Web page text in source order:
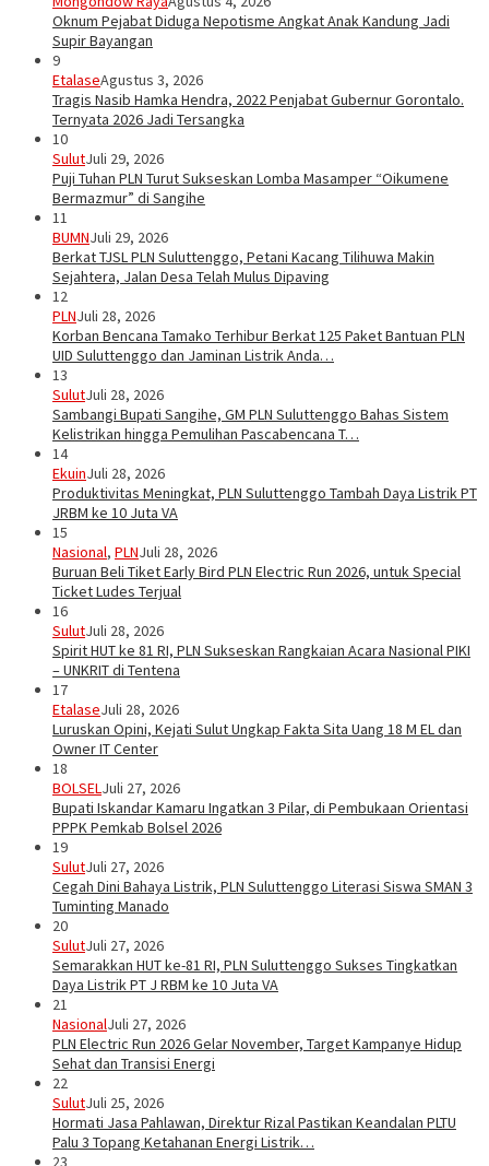
Oknum Pejabat Diduga Nepotisme Angkat Anak Kandung Jadi
Supir Bayangan
9
EtalaseAgustus 3, 2026
Tragis Nasib Hamka Hendra, 2022 Penjabat Gubernur Gorontalo.
Ternyata 2026 Jadi Tersangka
10
SulutJuli 29, 2026
Puji Tuhan PLN Turut Sukseskan Lomba Masamper “Oikumene
Bermazmur” di Sangihe
11
BUMNJuli 29, 2026
Berkat TJSL PLN Suluttenggo, Petani Kacang Tilihuwa Makin
Sejahtera, Jalan Desa Telah Mulus Dipaving
12
PLNJuli 28, 2026
Korban Bencana Tamako Terhibur Berkat 125 Paket Bantuan PLN
UID Suluttenggo dan Jaminan Listrik Anda…
13
SulutJuli 28, 2026
Sambangi Bupati Sangihe, GM PLN Suluttenggo Bahas Sistem
Kelistrikan hingga Pemulihan Pascabencana T…
14
EkuinJuli 28, 2026
Produktivitas Meningkat, PLN Suluttenggo Tambah Daya Listrik PT
JRBM ke 10 Juta VA
15
Nasional, PLNJuli 28, 2026
Buruan Beli Tiket Early Bird PLN Electric Run 2026, untuk Special
Ticket Ludes Terjual
16
SulutJuli 28, 2026
Spirit HUT ke 81 RI, PLN Sukseskan Rangkaian Acara Nasional PIKI
– UNKRIT di Tentena
17
EtalaseJuli 28, 2026
Luruskan Opini, Kejati Sulut Ungkap Fakta Sita Uang 18 M EL dan
Owner IT Center
18
BOLSELJuli 27, 2026
Bupati Iskandar Kamaru Ingatkan 3 Pilar, di Pembukaan Orientasi
PPPK Pemkab Bolsel 2026
19
SulutJuli 27, 2026
Cegah Dini Bahaya Listrik, PLN Suluttenggo Literasi Siswa SMAN 3
Tuminting Manado
20
SulutJuli 27, 2026
Semarakkan HUT ke-81 RI, PLN Suluttenggo Sukses Tingkatkan
Daya Listrik PT J RBM ke 10 Juta VA
21
NasionalJuli 27, 2026
PLN Electric Run 2026 Gelar November, Target Kampanye Hidup
Sehat dan Transisi Energi
22
SulutJuli 25, 2026
Hormati Jasa Pahlawan, Direktur Rizal Pastikan Keandalan PLTU
Palu 3 Topang Ketahanan Energi Listrik…
23